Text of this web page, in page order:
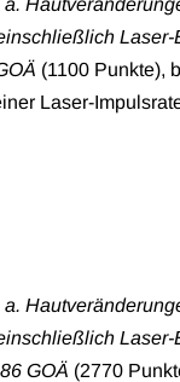
Laser-
(1100 Punkte),
Laser-
Laser-
GOÄ (2770